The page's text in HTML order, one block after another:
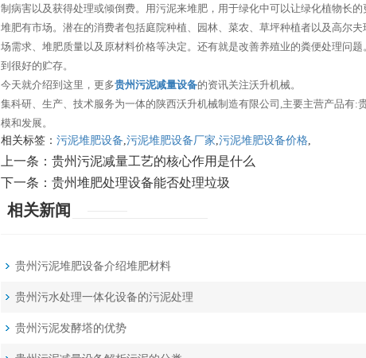
制病害以及获得处理或倾倒费。用污泥来堆肥，用于绿化中可以让绿化植物长
堆肥有市场。潜在的消费者包括庭院种植、园林、菜农、草坪种植者以及高尔
场需求、堆肥质量以及原材料价格等决定。还有就是改善养殖业的粪便处理问
到很好的贮存。
今天就介绍到这里，更多贵州污泥减量设备的资讯关注沃升机械。
集科研、生产、技术服务为一体的陕西沃升机械制造有限公司,主要主营产品有
模和发展。
相关标签： 污泥堆肥设备,污泥堆肥设备厂家,污泥堆肥设备价格,
上一条： 贵州污泥减量工艺的核心作用是什么
下一条： 贵州堆肥处理设备能否处理垃圾
相关新闻
贵州污泥堆肥设备介绍堆肥材料
贵州污水处理一体化设备的污泥处理
贵州污泥发酵塔的优势